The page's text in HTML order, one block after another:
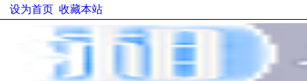
设为首页 收藏本站